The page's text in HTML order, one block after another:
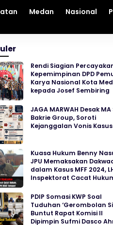
Medan Nasional
Rendi Siagian
Kepemimpinan DPD
Karya Nasional Kota
kepada Josef Sembiring
JAGA MARWAH Desak
Bakrie Group, Soroti
Kejanggalan Vonis Kasus
Kuasa Hukum Benny
JPU Memaksakan
dalam Kasus MFF 2024,
Inspektorat Cacat
PDIP Somasi KWP Soal
Tuduhan ‘Gerombolan
Buntut Rapat Komisi II
Dipimpin Sufmi Dasco